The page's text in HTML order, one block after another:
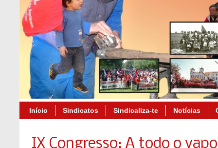
Início Sindicatos Sindicaliza-te Notícias
IX Congresso; A todo o